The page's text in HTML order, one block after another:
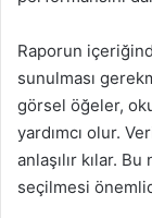
Raporun
sunulması
görsel öğeler,
yardımcı olur.
anlaşılır kılar.
seçilmesi